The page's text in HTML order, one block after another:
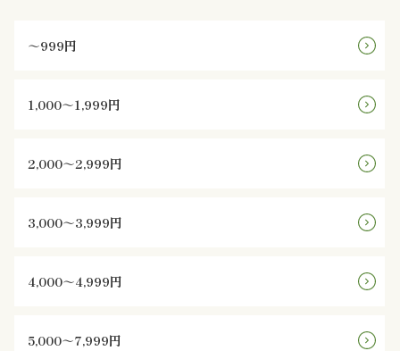
鰻・
メ
近
～999円
1,000～1,999円
2,000～2,999円
3,000～3,999円
4,000～4,999円
5,000～7,999円